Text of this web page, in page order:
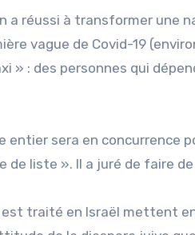
a réussi à transformer une
vague de Covid-19
» : des personnes qui
sera en concurrence
liste ». Il a juré de faire
traité en Israël mettent